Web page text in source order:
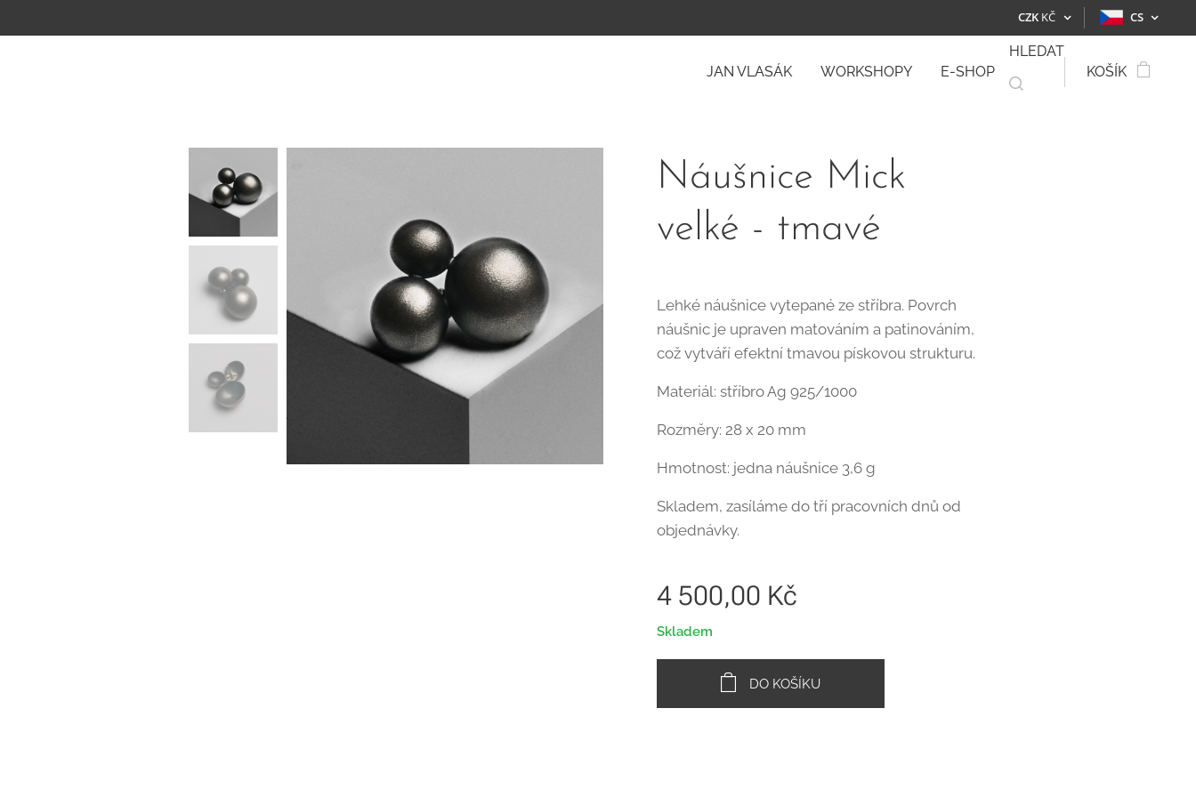
CZK KČ CS
JAN VLASÁK WORKSHOPY E-SHOP
HLEDAT
KOŠÍK
Náušnice Mick
velké - tmavé
Lehké náušnice vytepané ze stříbra. Povrch
náušnic je upraven matováním a patinováním,
což vytváří efektní tmavou pískovou strukturu.
Materiál: stříbro Ag 925/1000
Rozměry: 28 x 20 mm
Hmotnost: jedna náušnice 3,6 g
Skladem, zasíláme do tří pracovních dnů od
objednávky.
4 500,00 Kč
Skladem
DO KOŠÍKU